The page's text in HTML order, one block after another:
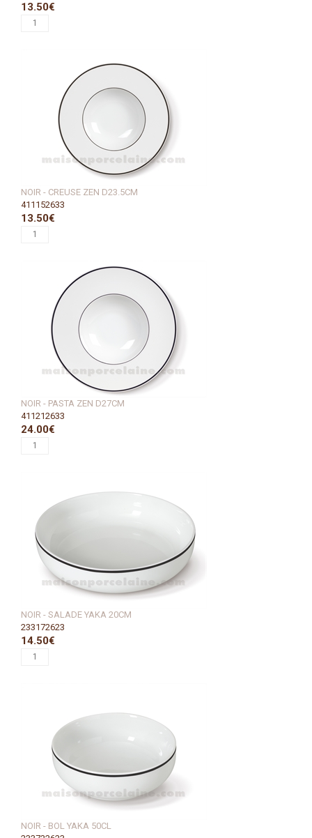
13.50€
NOIR - CREUSE ZEN D23.5CM
411152633
13.50€
NOIR - PASTA ZEN D27CM
411212633
24.00€
NOIR - SALADE YAKA 20CM
233172623
14.50€
NOIR - BOL YAKA 50CL